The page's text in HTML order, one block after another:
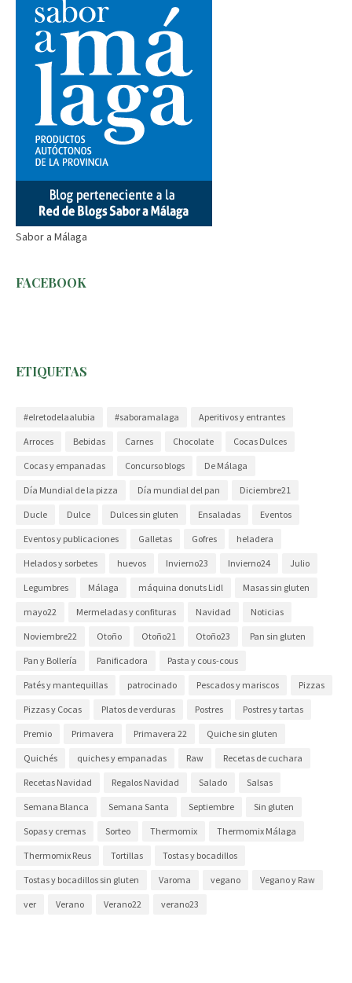
Sabor a Málaga
FACEBOOK
ETIQUETAS
#elretodelaalubia #saboramalaga Aperitivos y entrantes
Arroces Bebidas Carnes Chocolate Cocas Dulces
Cocas y empanadas Concurso blogs De Málaga
Día Mundial de la pizza Día mundial del pan Diciembre21
Ducle Dulce Dulces sin gluten Ensaladas Eventos
Eventos y publicaciones Galletas Gofres heladera
Helados y sorbetes huevos Invierno23 Invierno24 Julio
Legumbres Málaga máquina donuts Lidl Masas sin gluten
mayo22 Mermeladas y confituras Navidad Noticias
Noviembre22 Otoño Otoño21 Otoño23 Pan sin gluten
Pan y Bollería Panificadora Pasta y cous-cous
Patés y mantequillas patrocinado Pescados y mariscos Pizzas
Pizzas y Cocas Platos de verduras Postres Postres y tartas
Premio Primavera Primavera 22 Quiche sin gluten
Quichés quiches y empanadas Raw Recetas de cuchara
Recetas Navidad Regalos Navidad Salado Salsas
Semana Blanca Semana Santa Septiembre Sin gluten
Sopas y cremas Sorteo Thermomix Thermomix Málaga
Thermomix Reus Tortillas Tostas y bocadillos
Tostas y bocadillos sin gluten Varoma vegano Vegano y Raw
ver Verano Verano22 verano23